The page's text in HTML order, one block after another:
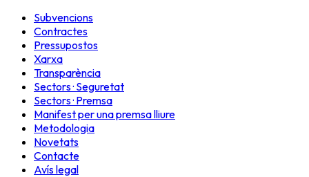
Subvencions
Contractes
Pressupostos
Xarxa
Transparència
Sectors · Seguretat
Sectors · Premsa
Manifest per una premsa lliure
Metodologia
Novetats
Contacte
Avís legal